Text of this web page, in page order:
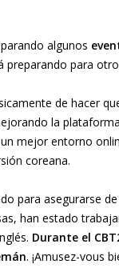
algunos
preparando para
de hacer
la
mejor entorno
coreana.
para asegurarse
han estado
Durante el
. ¡Amusez-vous